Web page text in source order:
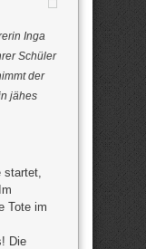
Inga
Schüler
der
jähes
Tote im
Die